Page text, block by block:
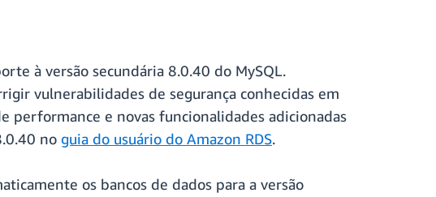
à versão secundária 8.0.40 do MySQL.
vulnerabilidades de segurança conhecidas em
performance e novas funcionalidades adicionadas
no guia do usuário do Amazon RDS.
os bancos de dados para a versão